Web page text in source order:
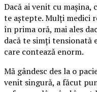
Dacă ai venit cu mașina,
te aștepte. Mulți medici
în prima oră, mai ales
dacă te simți tensionată
care contează enorm.
Mă gândesc des la o
venit singură, a făcut